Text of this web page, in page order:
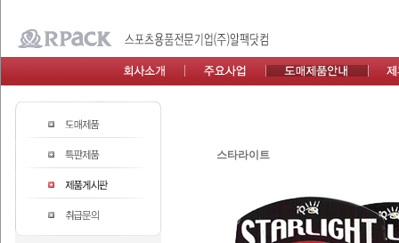
스타라이트